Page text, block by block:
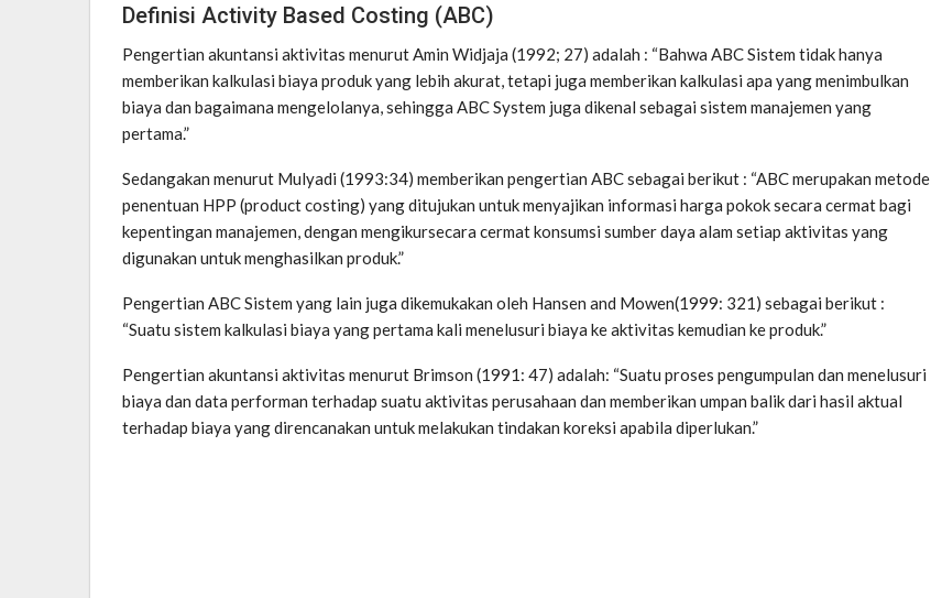
Definisi Activity Based Costing (ABC)
Pengertian akuntansi aktivitas menurut Amin Widjaja (1992; 27) adalah : “Bahwa ABC Sistem tidak hanya
memberikan kalkulasi biaya produk yang lebih akurat, tetapi juga memberikan kalkulasi apa yang menimbulkan
biaya dan bagaimana mengelolanya, sehingga ABC System juga dikenal sebagai sistem manajemen yang
pertama.”
Sedangakan menurut Mulyadi (1993:34) memberikan pengertian ABC sebagai berikut : “ABC merupakan metode
penentuan HPP (product costing) yang ditujukan untuk menyajikan informasi harga pokok secara cermat bagi
kepentingan manajemen, dengan mengikursecara cermat konsumsi sumber daya alam setiap aktivitas yang
digunakan untuk menghasilkan produk.”
Pengertian ABC Sistem yang lain juga dikemukakan oleh Hansen and Mowen(1999: 321) sebagai berikut :
“Suatu sistem kalkulasi biaya yang pertama kali menelusuri biaya ke aktivitas kemudian ke produk.”
Pengertian akuntansi aktivitas menurut Brimson (1991: 47) adalah: “Suatu proses pengumpulan dan menelusuri
biaya dan data performan terhadap suatu aktivitas perusahaan dan memberikan umpan balik dari hasil aktual
terhadap biaya yang direncanakan untuk melakukan tindakan koreksi apabila diperlukan.”